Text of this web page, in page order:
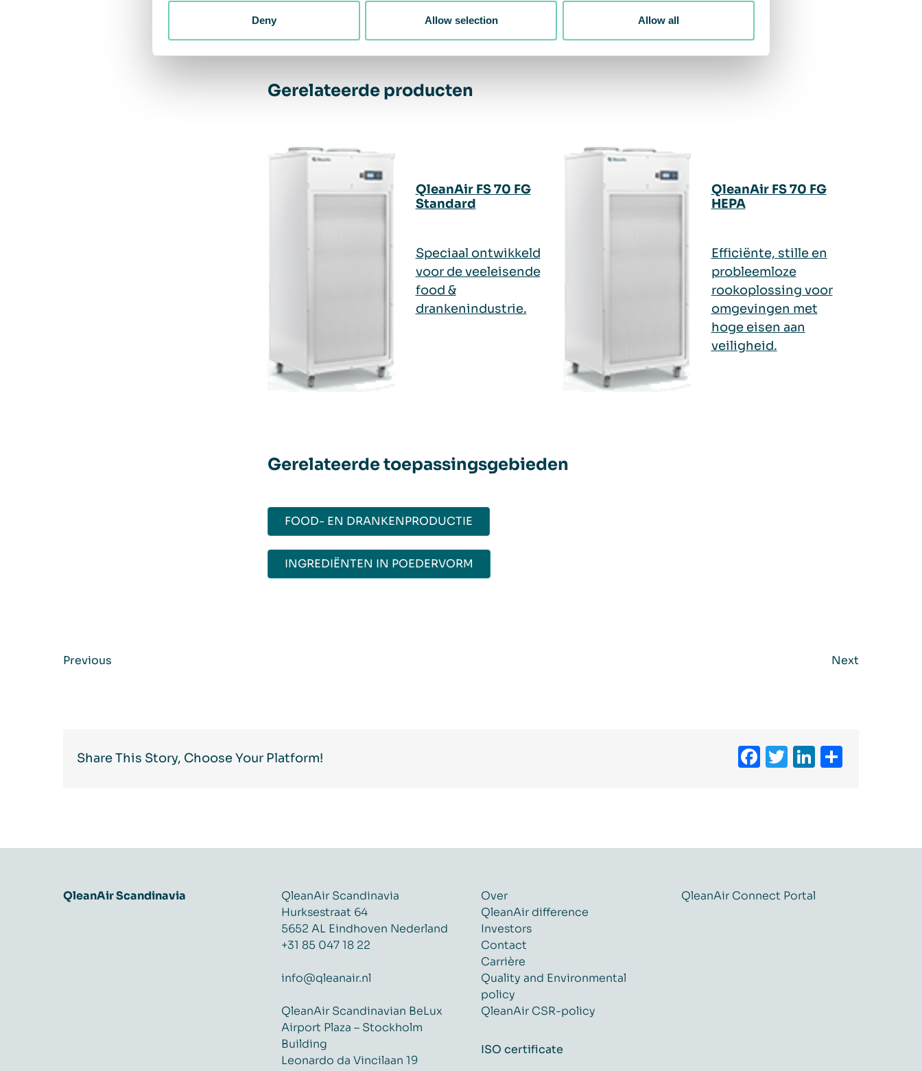
Deny Allow selection Allow all
Gerelateerde producten
QleanAir FS 70 FG
Standard
Speciaal ontwikkeld
voor de veeleisende
food &
drankenindustrie.
QleanAir FS 70 FG
HEPA
Efficiënte, stille en
probleemloze
rookoplossing voor
omgevingen met
hoge eisen aan
veiligheid.
Gerelateerde toepassingsgebieden
FOOD- EN DRANKENPRODUCTIE
INGREDIËNTEN IN POEDERVORM​
Previous Next
Share This Story, Choose Your Platform! Facebook
Twitter
LinkedIn
QleanAir Scandinavia
QleanAir Scandinavia
Hurksestraat 64
5652 AL Eindhoven Nederland
+31 85 047 18 22
info@qleanair.nl
QleanAir Scandinavian BeLux
Airport Plaza – Stockholm
Building
Leonardo da Vincilaan 19
Over
QleanAir difference
Investors
Contact
Carrière
Quality and Environmental
policy
QleanAir CSR-policy
ISO certificate
QleanAir Connect Portal